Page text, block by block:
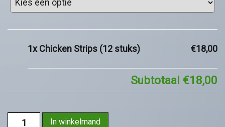
1xChicken Strips (12 stuks) €18,00
Subtotaal €18,00
In winkelmand